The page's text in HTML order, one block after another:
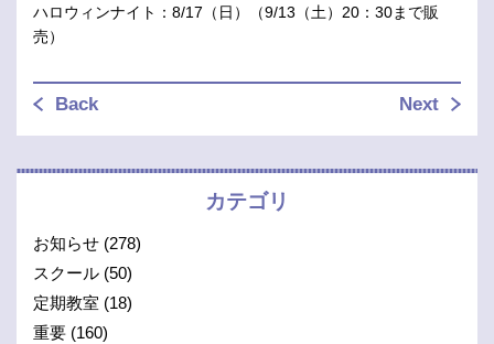
ハロウィンナイト：8/17（日）（9/13（土）20：30まで販
売）
Back Next
カテゴリ
お知らせ (278)
スクール (50)
定期教室 (18)
重要 (160)